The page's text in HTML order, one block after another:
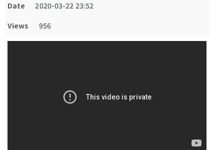
Date
2020-03-22 23:52
Views
956